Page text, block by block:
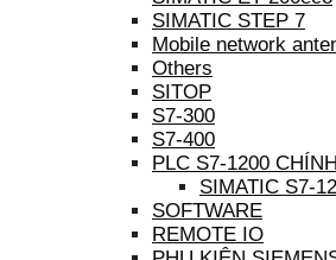
SIMATIC STEP 7
Mobile network
Others
SITOP
S7-300
S7-400
PLC S7-1200
SIMATIC S7-
SOFTWARE
REMOTE IO